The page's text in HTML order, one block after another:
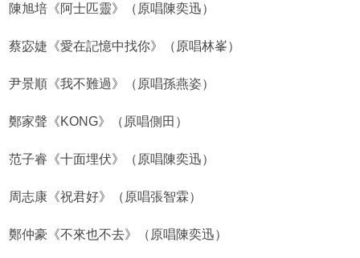
陳旭培《阿士匹靈》（原唱陳奕迅）
蔡宓婕《愛在記憶中找你》（原唱林峯）
尹景順《我不難過》（原唱孫燕姿）
鄭家聲《KONG》（原唱側田）
范子睿《十面埋伏》（原唱陳奕迅）
周志康《祝君好》（原唱張智霖）
鄭仲豪《不來也不去》（原唱陳奕迅）